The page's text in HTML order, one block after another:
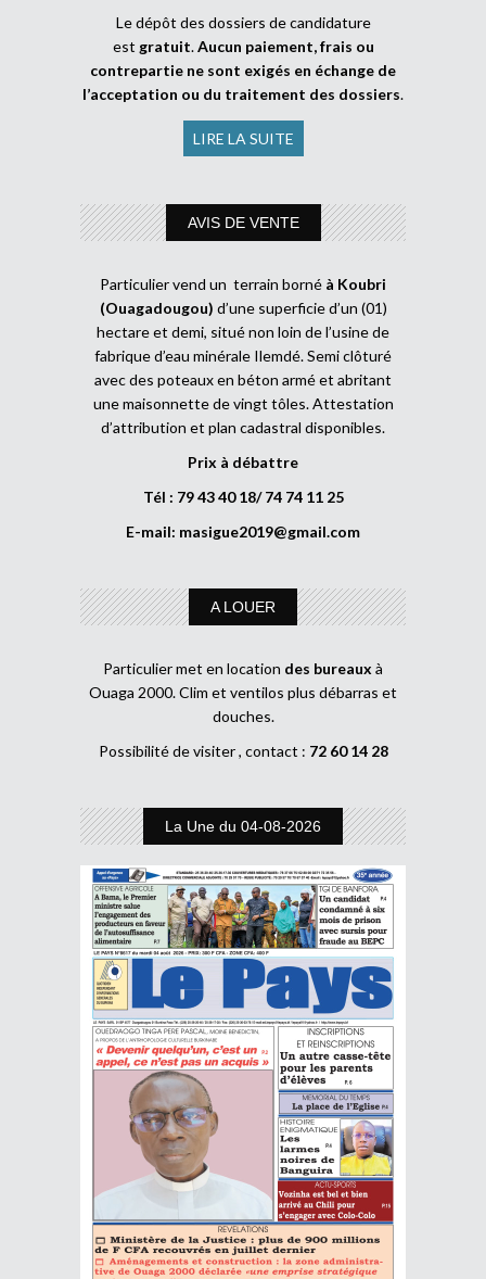
Le dépôt des dossiers de candidature
est gratuit.Aucun paiement, frais ou
contrepartie ne sont exigés en échange de
l’acceptation ou du traitement des dossiers.
LIRE LA SUITE
AVIS DE VENTE
Particulier vend un terrain borné à Koubri
(Ouagadougou) d’une superficie d’un (01)
hectare et demi, situé non loin de l’usine de
fabrique d’eau minérale Ilemdé. Semi clôturé
avec des poteaux en béton armé et abritant
une maisonnette de vingt tôles. Attestation
d’attribution et plan cadastral disponibles.
Prix à débattre
Tél : 79 43 40 18/ 74 74 11 25
E-mail: masigue2019@gmail.com
A LOUER
Particulier met en location des bureaux à
Ouaga 2000. Clim et ventilos plus débarras et
douches.
Possibilité de visiter , contact : 72 60 14 28
La Une du 04-08-2026